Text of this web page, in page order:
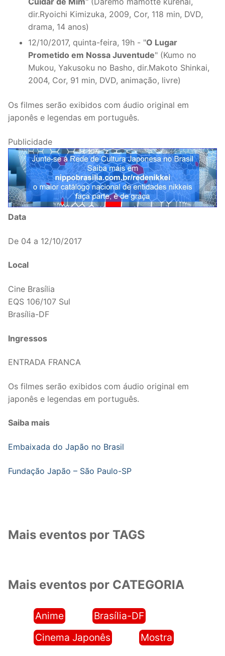
dir.Ryoichi Kimizuka, 2009, Cor, 118 min, DVD,
drama, 14 anos)
12/10/2017, quinta-feira, 19h - "O Lugar
Prometido em Nossa Juventude" (Kumo no
Mukou, Yakusoku no Basho, dir.Makoto Shinkai,
2004, Cor, 91 min, DVD, animação, livre)
Os filmes serão exibidos com áudio original em
japonês e legendas em português.
Publicidade
Data
De 04 a 12/10/2017
Local
Cine Brasília
EQS 106/107 Sul
Brasília-DF
Ingressos
ENTRADA FRANCA
Os filmes serão exibidos com áudio original em
japonês e legendas em português.
Saiba mais
Embaixada do Japão no Brasil
Fundação Japão – São Paulo-SP
Mais eventos por TAGS
Mais eventos por CATEGORIA
Anime
Brasília-DF
Cinema Japonês
Mostra